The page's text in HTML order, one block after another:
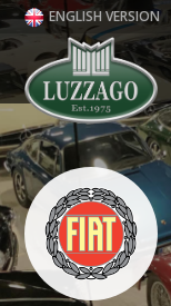
ENGLISH VERSION